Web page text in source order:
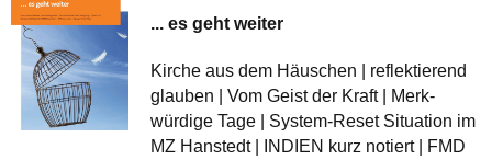
... es geht weiter
Kirche aus dem Häuschen | reflektierend
glauben | Vom Geist der Kraft | Merk-
würdige Tage | System-Reset Situation im
MZ Hanstedt | INDIEN kurz notiert | FMD